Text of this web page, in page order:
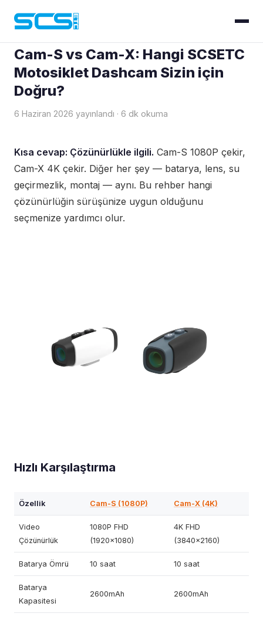
Blog › Dashcam Rehberi
Cam-S vs Cam-X: Hangi SCSETC
Motosiklet Dashcam Sizin için
Doğru?
6 Haziran 2026 yayınlandı · 6 dk okuma
Kısa cevap: Çözünürlükle ilgili. Cam-S 1080P çekir,
Cam-X 4K çekir. Diğer her şey — batarya, lens, su
geçirmezlik, montaj — aynı. Bu rehber hangi
çözünürlüğin sürüşünize uygun olduğunu
seçmenize yardımcı olur.
Hızlı Karşılaştırma
Özellik Cam-S (1080P) Cam-X (4K)
Video
Çözünürlük
1080P FHD
(1920×1080)
4K FHD
(3840×2160)
Batarya Ömrü 10 saat 10 saat
Batarya
Kapasitesi
2600mAh 2600mAh